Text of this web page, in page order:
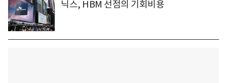
닉스, HBM 선점의 기회비용